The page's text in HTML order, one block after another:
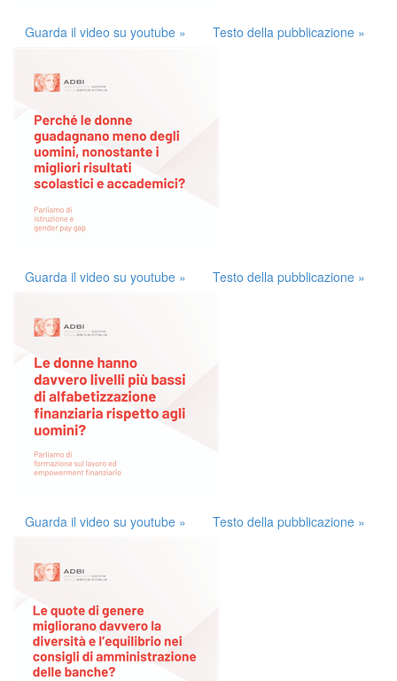
Guarda il video su youtube » Testo della pubblicazione »
Guarda il video su youtube » Testo della pubblicazione »
Guarda il video su youtube » Testo della pubblicazione »